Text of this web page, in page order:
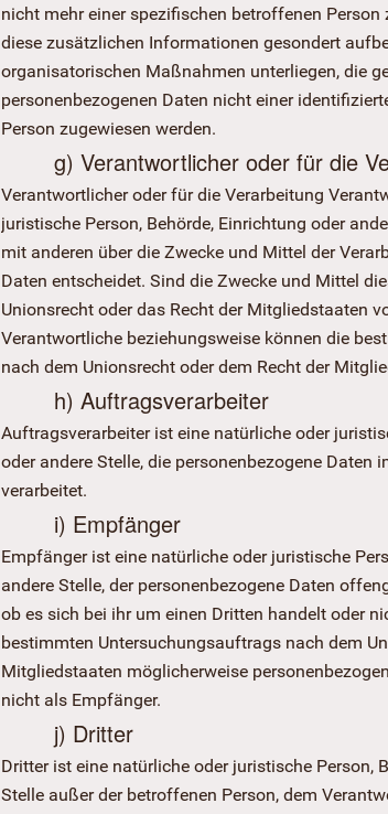
nicht mehr einer spezifischen betroffenen
diese zusätzlichen Informationen gesondert
organisatorischen Maßnahmen unterliegen, die
personenbezogenen Daten nicht einer
Person zugewiesen werden.
g) Verantwortlicher oder für die
Verantwortlicher oder für die Verarbeitung
juristische Person, Behörde, Einrichtung oder
mit anderen über die Zwecke und Mittel der
Daten entscheidet. Sind die Zwecke und Mittel
Unionsrecht oder das Recht der Mitgliedstaaten
Verantwortliche beziehungsweise können die
nach dem Unionsrecht oder dem Recht der
h) Auftragsverarbeiter
Auftragsverarbeiter ist eine natürliche oder
oder andere Stelle, die personenbezogene Daten
verarbeitet.
i) Empfänger
Empfänger ist eine natürliche oder juristische
andere Stelle, der personenbezogene Daten
ob es sich bei ihr um einen Dritten handelt oder
bestimmten Untersuchungsauftrags nach dem
Mitgliedstaaten möglicherweise
nicht als Empfänger.
j) Dritter
Dritter ist eine natürliche oder juristische Person,
Stelle außer der betroffenen Person, dem